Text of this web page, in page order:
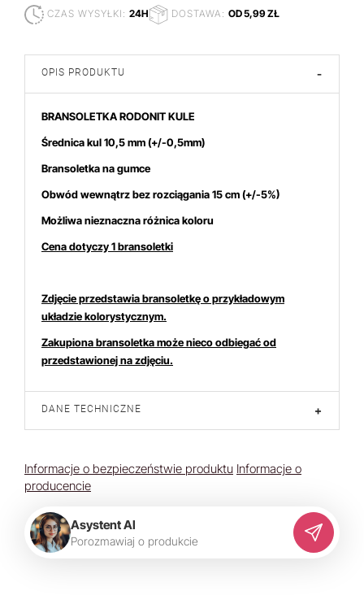
CZAS WYSYŁKI: 24H DOSTAWA: OD 5,99 ZŁ
OPIS PRODUKTU -
BRANSOLETKA RODONIT KULE
Średnica kul 10,5mm (+/-0,5mm)
Bransoletka na gumce
Obwód wewnątrz bez rozciągania 15 cm (+/-5%)
Możliwa nieznaczna różnica koloru
Cena dotyczy 1 bransoletki
Zdjęcie przedstawia bransoletkę o przykładowym
układzie kolorystycznym.
Zakupiona bransoletka może nieco odbiegać od
przedstawionej na zdjęciu.
DANE TECHNICZNE +
Informacje o bezpieczeństwie produktu Informacje o
producencie
Asystent AI
Porozmawiaj o produkcie